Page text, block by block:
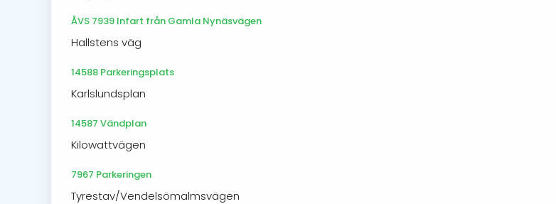
ÅVS 7939 Infart från Gamla Nynäsvägen
Hallstens väg
14588 Parkeringsplats
Karlslundsplan
14587 Vändplan
Kilowattvägen
7967 Parkeringen
Tyrestav/Vendelsömalmsvägen